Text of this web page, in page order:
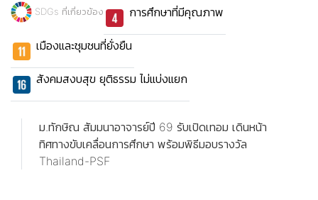
SDGs ที่เกี่ยวข้อง การศึกษาที่มีคุณภาพ
เมืองและชุมชนที่ยั่งยืน
สังคมสงบสุข ยุติธรรม ไม่แบ่งแยก
ม.ทักษิณ สัมมนาอาจารย์ปี 69 รับเปิดเทอม เดินหน้า
ทิศทางขับเคลื่อนการศึกษา พร้อมพิธีมอบรางวัล
Thailand-PSF